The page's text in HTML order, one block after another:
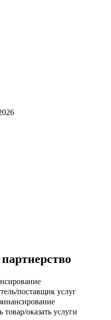
поставщик услуг
оказать услуги